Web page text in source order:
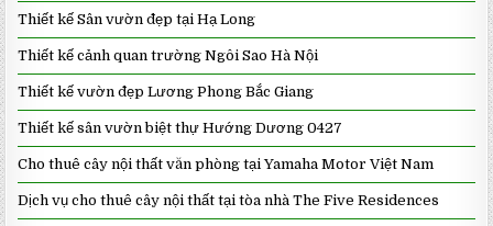
Thiết kế Sân vườn đẹp tại Hạ Long
Thiết kế cảnh quan trường Ngôi Sao Hà Nội
Thiết kế vườn đẹp Lương Phong Bắc Giang
Thiết kế sân vườn biệt thự Hướng Dương 0427
Cho thuê cây nội thất văn phòng tại Yamaha Motor Việt Nam
Dịch vụ cho thuê cây nội thất tại tòa nhà The Five Residences